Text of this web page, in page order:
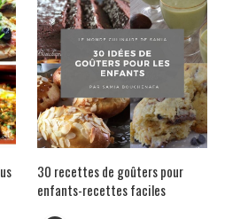
30 recettes de goûters pour
enfants-recettes faciles